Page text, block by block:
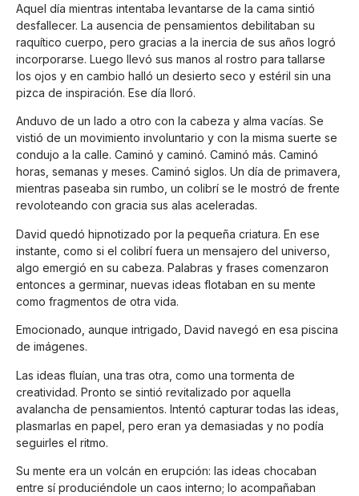
Aquel día mientras intentaba levantarse de la cama sintió
desfallecer. La ausencia de pensamientos debilitaban su
raquítico cuerpo, pero gracias a la inercia de sus años logró
incorporarse. Luego llevó sus manos al rostro para tallarse
los ojos y en cambio halló un desierto seco y estéril sin una
pizca de inspiración. Ese día lloró.
Anduvo de un lado a otro con la cabeza y alma vacías. Se
vistió de un movimiento involuntario y con la misma suerte se
condujo a la calle. Caminó y caminó. Caminó más. Caminó
horas, semanas y meses. Caminó siglos. Un día de primavera,
mientras paseaba sin rumbo, un colibrí se le mostró de frente
revoloteando con gracia sus alas aceleradas.
David quedó hipnotizado por la pequeña criatura. En ese
instante, como si el colibrí fuera un mensajero del universo,
algo emergió en su cabeza. Palabras y frases comenzaron
entonces a germinar, nuevas ideas flotaban en su mente
como fragmentos de otra vida.
Emocionado, aunque intrigado, David navegó en esa piscina
de imágenes.
Las ideas fluían, una tras otra, como una tormenta de
creatividad. Pronto se sintió revitalizado por aquella
avalancha de pensamientos. Intentó capturar todas las ideas,
plasmarlas en papel, pero eran ya demasiadas y no podía
seguirles el ritmo.
Su mente era un volcán en erupción: las ideas chocaban
entre sí produciéndole un caos interno; lo acompañaban